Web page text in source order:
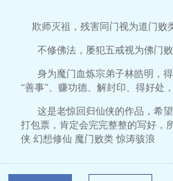
欺师灭祖，残害同门视为道门败
不修佛法，屡犯五戒视为佛门败
身为魔门血炼宗弟子林皓明，得
“善事”、赚功德、解封印、得好处
这是老惊回归仙侠的作品，希望
打包票，肯定会完完整整的写好，
侠 幻想修仙 魔门败类 惊涛骇浪